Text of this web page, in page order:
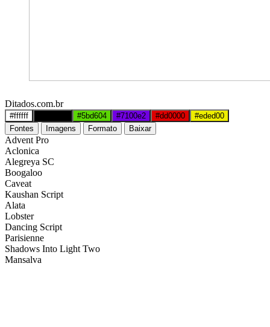
Ditados.com.br
#ffffff #5bd604 #7100e2 #dd0000
#eded00
Fontes
Imagens Formato Baixar
Advent Pro
Aclonica
Alegreya SC
Boogaloo
Caveat
Kaushan Script
Alata
Lobster
Dancing Script
Parisienne
Shadows Into Light Two
Mansalva